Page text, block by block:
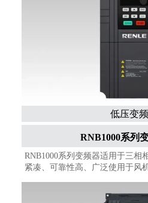
低压变
RNB1000系列
RNB1000系列变频器适用于三相
紧凑、可靠性高、广泛使用于风